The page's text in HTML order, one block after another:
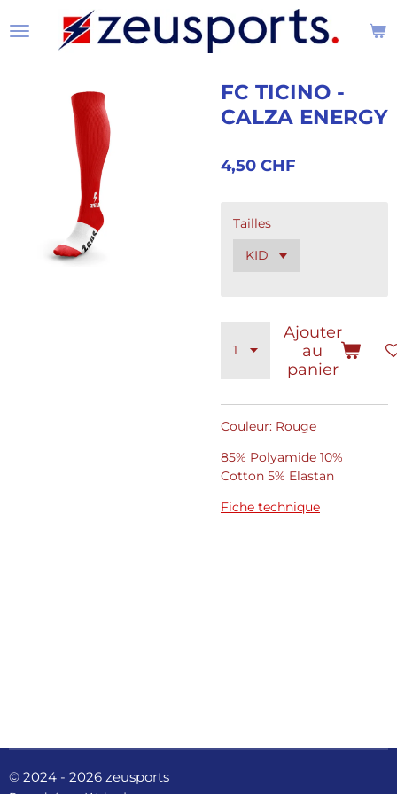
au
FC TICINO -
CALZA ENERGY
4,50 CHF
Tailles
Ajouter
au
panier
Couleur: Rouge
85% Polyamide 10%
Cotton 5% Elastan
Fiche technique
© 2024 - 2026 zeusports